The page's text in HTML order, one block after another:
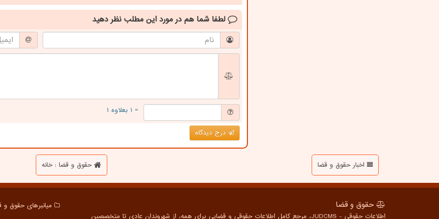
لطفا شما هم در مورد این مطلب نظر دهید
= ۱ بعلاوه ۱
درج دیدگاه
اخبار حقوق و قضا حقوق و قضا : خانه
حقوق و قضا
اطلاعات حقوقی - JUDCMS، مرجع کامل اطلاعات حقوقی و قضایی برای همه، از شهروندان عادی تا متخصصین
میانبرهای حقوق و